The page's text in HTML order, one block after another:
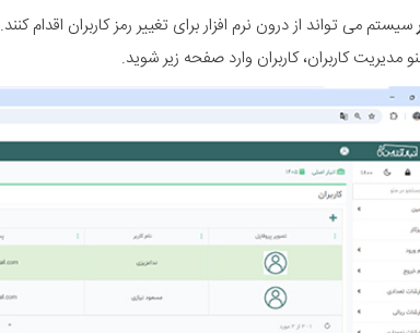
سیستم می تواند از درون نرم افزار برای تغییر رمز کاربران اقدام کنند.
مدیریت کاربران، کاربران وارد صفحه زیر شوید.